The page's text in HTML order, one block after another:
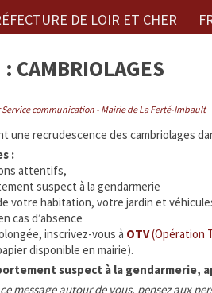
DE LOIR ET CHER
CAMBRIOLAGES
communication - Mairie de La Ferté-Imbault
une recrudescence des cambriolages
:
attentifs,
suspect à la gendarmerie
votre habitation, votre jardin et
cas d’absence
inscrivez-vous à OTV(Opération
disponible en mairie).
suspect à la gendarmerie,
message autour de vous, pensez aux